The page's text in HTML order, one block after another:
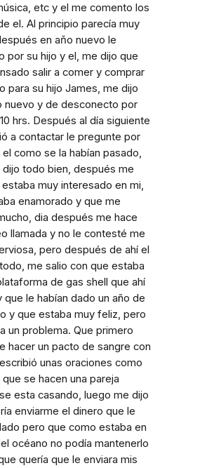
etc y el me comento los
el. Al principio parecía muy
en aňo nuevo le
por su hijo y el, me dijo que
salir a comer y comprar
para su hijo James, me dijo
nuevo y de desconecto por
hrs. Después al día siguiente
a contactar le pregunte por
el como se la habían pasado,
todo bien, después me
muy interesado en mi,
enamorado y que me
dia después me hace
llamada y no le contesté me
pero después de ahí el
me salio con que estaba
de gas shell que ahí
que le habían dado un año de
y que estaba muy feliz, pero
un problema. Que primero
hacer un pacto de sangre con
unas oraciones como
se hacen una pareja
esta casando, luego me dijo
enviarme el dinero que le
pero que como estaba en
océano no podía mantenerlo
quería que le enviara mis